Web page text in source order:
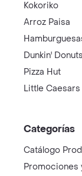
Kokoriko
Arroz Paisa
Dunkin' Donuts
Pizza Hut
Little Caesars
Categorías
Catálogo
Promociones